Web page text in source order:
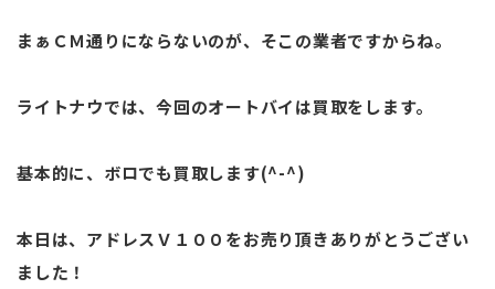
まぁＣＭ通りにならないのが、そこの業者ですからね。
ライトナウでは、今回のオートバイは買取をします。
基本的に、ボロでも買取します(^-^)
本日は、アドレスＶ１００をお売り頂きありがとうござい
ました！